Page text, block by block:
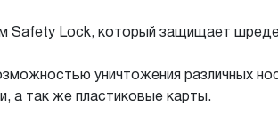
Safety Lock, который защищает
уничтожения различных
а так же пластиковые карты.